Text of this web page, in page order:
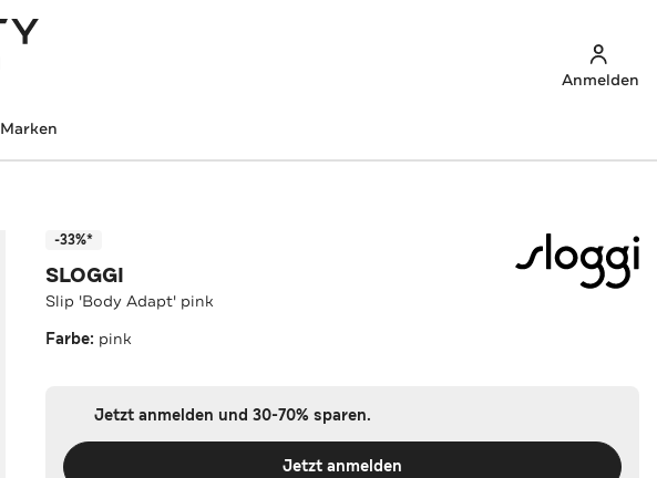
Anmelden
Marken
-33%*
SLOGGI
Slip 'Body Adapt' pink
Farbe: pink
Jetzt anmelden und 30-70% sparen.
Jetzt anmelden